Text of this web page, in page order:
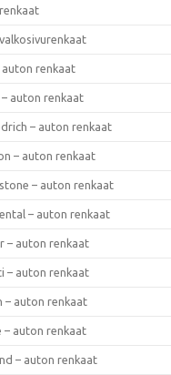
auton renkaat
auton renkaat
– auton renkaat
– auton renkaat
– auton renkaat
– auton renkaat
– auton renkaat
– auton renkaat
– auton renkaat
– auton renkaat
– auton renkaat